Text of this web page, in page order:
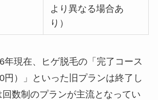
より異なる場合あ
り）
現在、ヒゲ脱毛の「完了コース
円）」といった旧プランは終了し
数制のプランが主流となってい